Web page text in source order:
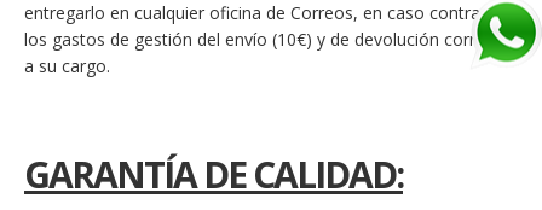
entregarlo en cualquier oficina de Correos, en caso contrario
los gastos de gestión del envío (10€) y de devolución correrán
a su cargo.
GARANTÍA DE CALIDAD: